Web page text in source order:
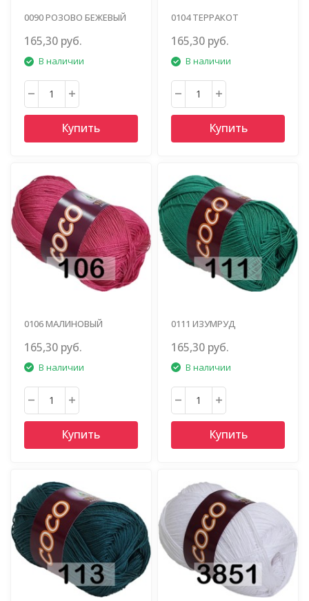
0090 РОЗОВО БЕЖЕВЫЙ
165,30 руб.
В наличии
Купить
0104 ТЕРРАКОТ
165,30 руб.
В наличии
Купить
0106 МАЛИНОВЫЙ
165,30 руб.
В наличии
Купить
0111 ИЗУМРУД
165,30 руб.
В наличии
Купить